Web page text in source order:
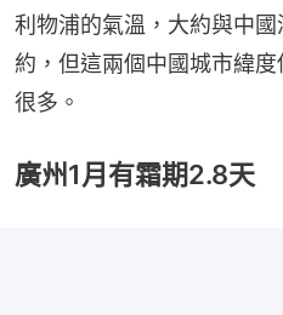
利物浦的氣溫，大約與中
約，但這兩個中國城市緯
很多。
廣州1月有霜期2.8天